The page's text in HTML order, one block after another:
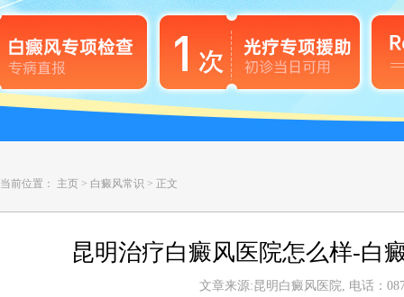
当前位置： 主页 > 白癜风常识 > 正文
昆明治疗白癜风医院怎么样-白
文章来源:昆明白癜风医院, 电话：